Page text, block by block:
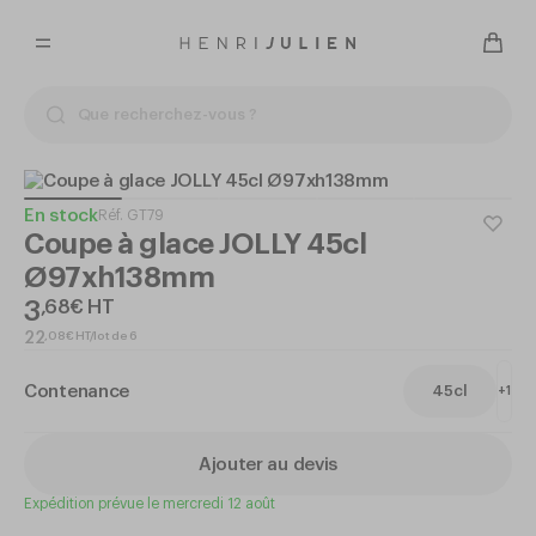
En stockRéf. GT79
Coupe à glace JOLLY 45cl
Ø97xh138mm
3,68€ HT
22 08€ HT/lot de 6
Contenance 45cl +1
Ajouter au devis
Expédition prévue le mercredi 12 août